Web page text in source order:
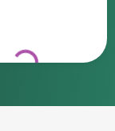
Loading...